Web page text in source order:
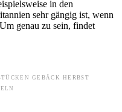
in den
sehr gängig ist, wenn
genau zu sein, findet
GEBÄCK
HERBST